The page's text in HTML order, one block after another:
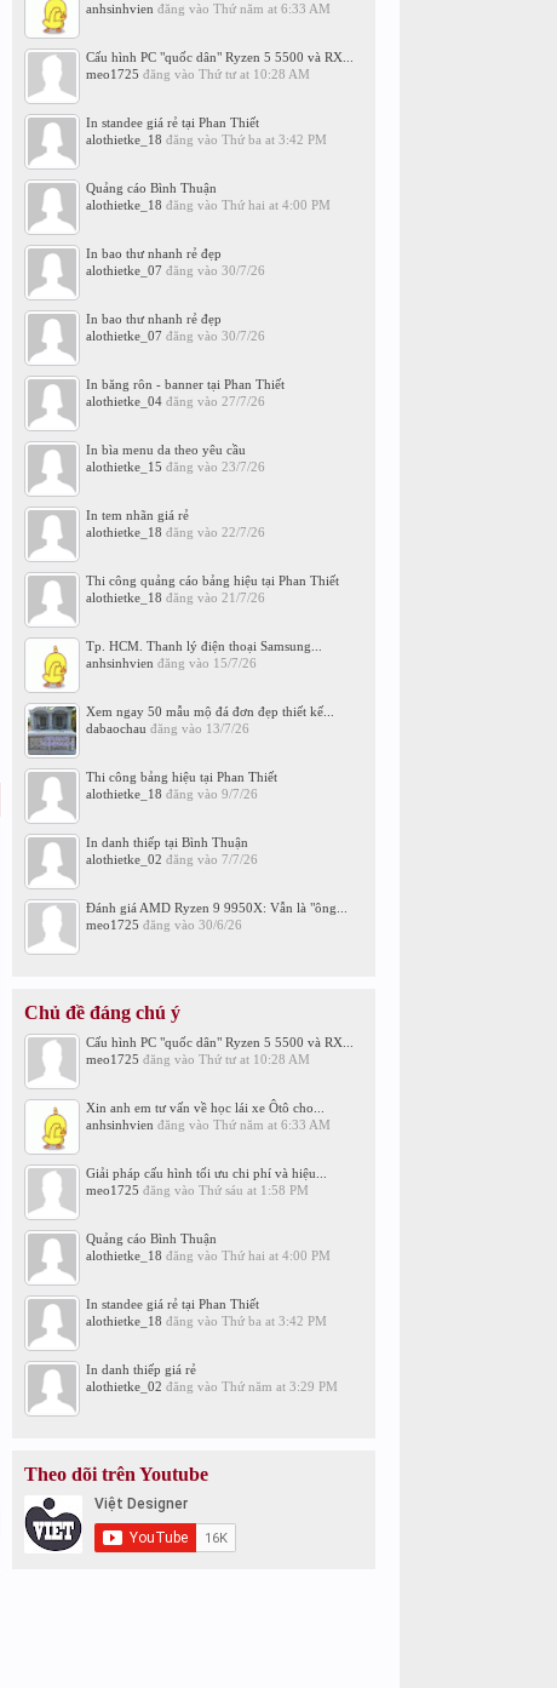
anhsinhvien đăng vào Thứ năm at 6:33 AM
Cấu hình PC "quốc dân" Ryzen 5 5500 và RX...
meo1725 đăng vào Thứ tư at 10:28 AM
In standee giá rẻ tại Phan Thiết
alothietke_18 đăng vào Thứ ba at 3:42 PM
Quảng cáo Bình Thuận
alothietke_18 đăng vào Thứ hai at 4:00 PM
In bao thư nhanh rẻ đẹp
alothietke_07 đăng vào 30/7/26
In bao thư nhanh rẻ đẹp
alothietke_07 đăng vào 30/7/26
In băng rôn - banner tại Phan Thiết
alothietke_04đăng vào 27/7/26
In bìa menu da theo yêu cầu
alothietke_15 đăng vào 23/7/26
In tem nhãn giá rẻ
alothietke_18 đăng vào 22/7/26
Thi công quảng cáo bảng hiệu tại Phan Thiết
alothietke_18 đăng vào 21/7/26
Tp. HCM. Thanh lý điện thoại Samsung...
anhsinhvien đăng vào 15/7/26
Xem ngay 50 mẫu mộ đá đơn đẹp thiết kế...
dabaochau đăng vào 13/7/26
Thi công bảng hiệu tại Phan Thiết
alothietke_18 đăng vào 9/7/26
In danh thiếp tại Bình Thuận
alothietke_02 đăng vào 7/7/26
Đánh giá AMD Ryzen 9 9950X: Vẫn là "ông...
meo1725 đăng vào 30/6/26
Chủ đề đáng chú ý
Cấu hình PC "quốc dân" Ryzen 5 5500 và RX...
meo1725 đăng vào Thứ tư at 10:28 AM
Xin anh em tư vấn về học lái xe Ôtô cho...
anhsinhvien đăng vào Thứ năm at 6:33 AM
Giải pháp cấu hình tối ưu chi phí và hiệu...
meo1725 đăng vào Thứ sáu at 1:58 PM
Quảng cáo Bình Thuận
alothietke_18 đăng vào Thứ hai at 4:00 PM
In standee giá rẻ tại Phan Thiết
alothietke_18 đăng vào Thứ ba at 3:42 PM
In danh thiếp giá rẻ
alothietke_02 đăng vào Thứ năm at 3:29 PM
Theo dõi trên Youtube